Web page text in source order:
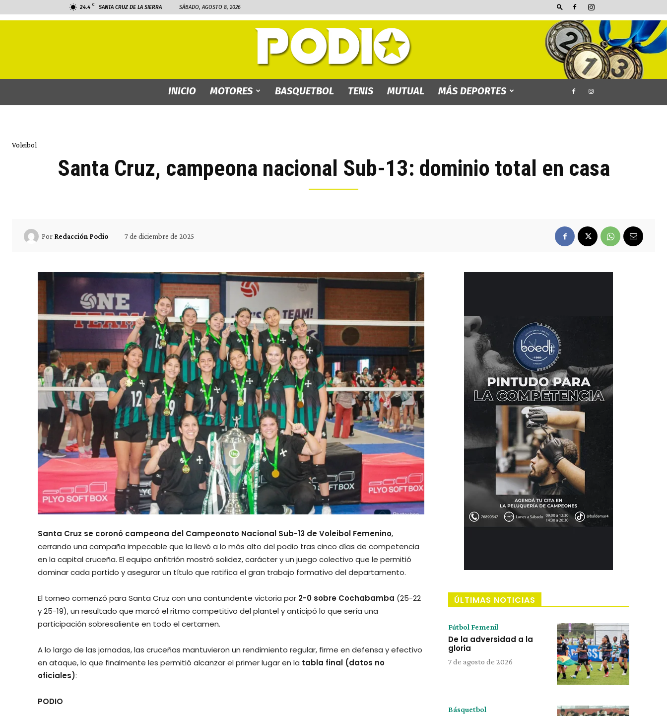
24.4 C SANTA CRUZ DE LA SIERRA SÁBADO, AGOSTO 8, 2026
INICIO MOTORES BASQUETBOL TENIS MUTUAL MÁS DEPORTES
Voleibol
Santa Cruz, campeona nacional Sub-13: dominio total en casa
Por Redacción Podio 7 de diciembre de 2025
Santa Cruz se coronó campeona del Campeonato Nacional Sub-13 de Voleibol Femenino,
cerrando una campaña impecable que la llevó a lo más alto del podio tras cinco días de competencia
en la capital cruceña. El equipo anfitrión mostró solidez, carácter y un juego colectivo que le permitió
dominar cada partido y asegurar un título que ratifica el gran trabajo formativo del departamento.
El torneo comenzó para Santa Cruz con una contundente victoria por 2-0 sobre Cochabamba (25-22
y 25-19), un resultado que marcó el ritmo competitivo del plantel y anticipó lo que sería una
participación sobresaliente en todo el certamen.
A lo largo de las jornadas, las cruceñas mantuvieron un rendimiento regular, firme en defensa y efectivo
en ataque, lo que finalmente les permitió alcanzar el primer lugar en la tabla final (datos no
oficiales):
PODIO
ÚLTIMAS NOTICIAS
Fútbol Femenil
De la adversidad a la
gloria
7 de agosto de 2026
Básquetbol